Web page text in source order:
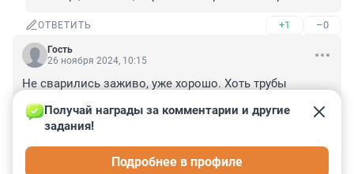
ОТВЕТИТЬ +1 –0
Гость
26 ноября 2024, 10:15
Не сварились заживо, уже хорошо. Хоть трубы
происшествия. А по сути вопроса - если давление при
нормальной погоде и повышенной температуре
привело к такому прорыву, то что будет на этой улице
в мороз и при перепадах температур?
Получай награды за комментарии и другие
задания!
Подробнее в профиле